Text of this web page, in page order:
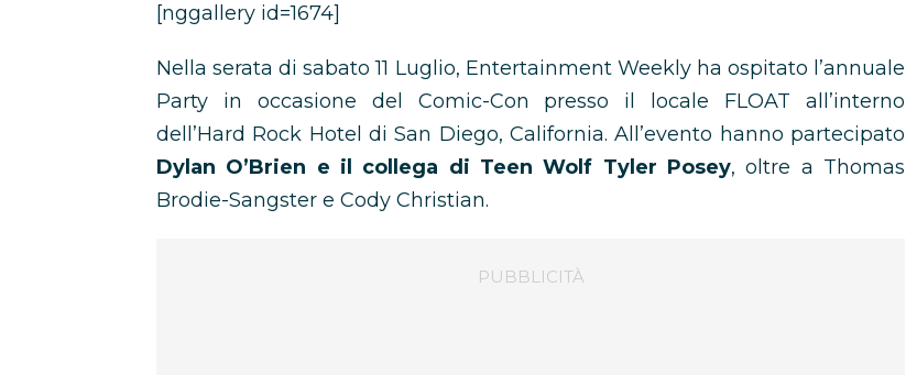
[nggallery id=1674]
Nella serata di sabato 11 Luglio, Entertainment Weekly ha ospitato l’annuale
Party in occasione del Comic-Con presso il locale FLOAT all’interno
dell’Hard Rock Hotel di San Diego, California. All’evento hanno partecipato
Dylan O’Brien e il collega di Teen Wolf Tyler Posey, oltre a Thomas
Brodie-Sangster e Cody Christian.